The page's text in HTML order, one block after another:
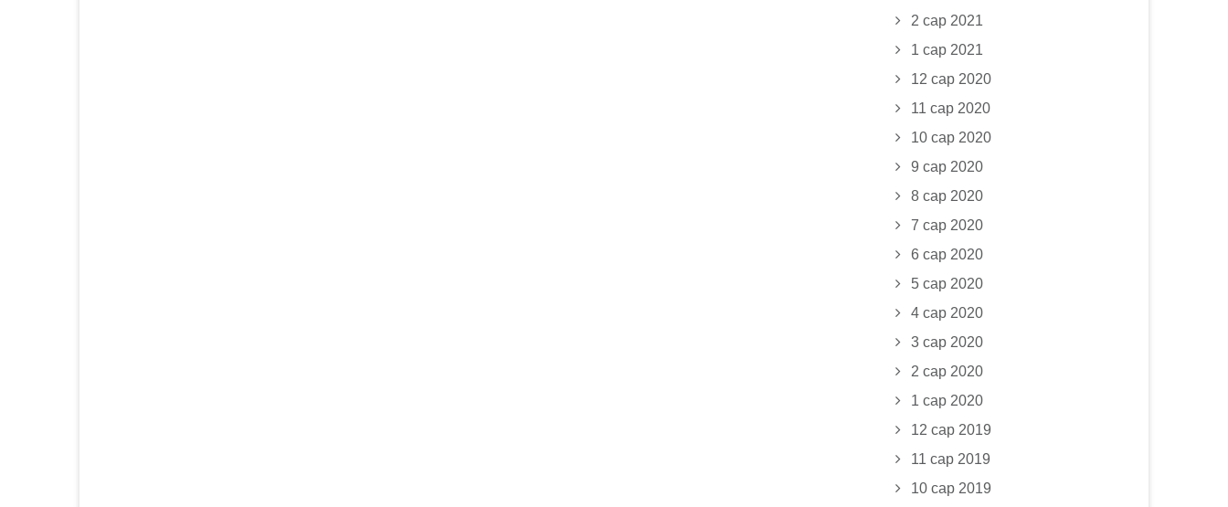
2 сар 2021
1 сар 2021
12 сар 2020
11 сар 2020
10 сар 2020
9 сар 2020
8 сар 2020
7 сар 2020
6 сар 2020
5 сар 2020
4 сар 2020
3 сар 2020
2 сар 2020
1 сар 2020
12 сар 2019
11 сар 2019
10 сар 2019